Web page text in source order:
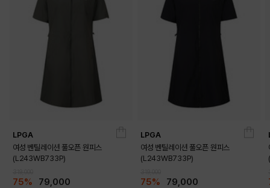
LPGA
여성 벤틸레이션 풀오픈 원피스
(L243WB733P)
75% 79,000
LPGA
여성 벤틸레이션 풀오픈 원피스
(L243WB733P)
75% 79,000